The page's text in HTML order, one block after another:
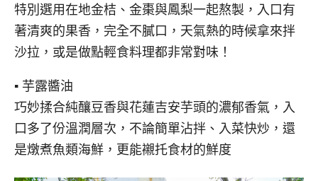
特別選用在地金桔、金棗與鳳梨一起熬製，入口有
著清爽的果香，完全不膩口，天氣熱的時候拿來拌
沙拉，或是做點輕食料理都非常對味！
▪ 芋露醬油
巧妙揉合純釀豆香與花蓮吉安芋頭的濃郁香氣，入
口多了份溫潤層次，不論簡單沾拌、入菜快炒，還
是燉煮魚類海鮮，更能襯托食材的鮮度